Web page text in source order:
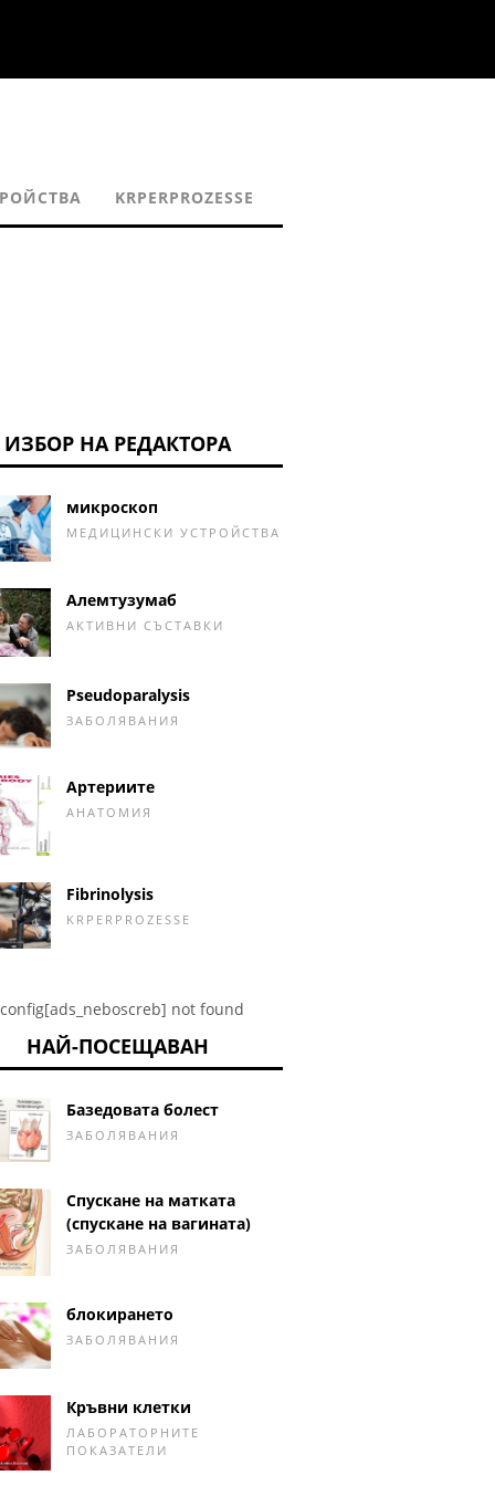
KRPERPROZESSE
ИЗБОР НА РЕДАКТОРА
микроскоп
МЕДИЦИНСКИ УСТРОЙСТВА
Алемтузумаб
АКТИВНИ СЪСТАВКИ
Pseudoparalysis
ЗАБОЛЯВАНИЯ
Артериите
АНАТОМИЯ
Fibrinolysis
KRPERPROZESSE
not found
НАЙ-ПОСЕЩАВАН
Базедовата болест
ЗАБОЛЯВАНИЯ
Спускане на матката
(спускане на вагината)
ЗАБОЛЯВАНИЯ
блокирането
ЗАБОЛЯВАНИЯ
Кръвни клетки
ЛАБОРАТОРНИТЕ
ПОКАЗАТЕЛИ